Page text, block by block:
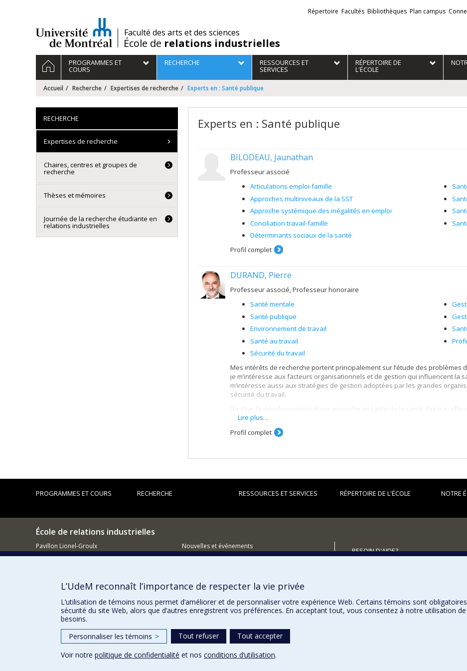
/Faculté des arts et des sciences
École de relations industrielles
Liens
externes
Répertoire Facultés Bibliothèques Plan campus
Navigation
principale
ACCUEILPROGRAMMES ET
COURS
RECHERCHE RESSOURCES ET
SERVICES
RÉPERTOIRE DE
L'ÉCOLE
Accueil Recherche Expertises de recherche Experts en : Santé publique
Experts en : Santé publique
BILODEAU, Jaunathan
Professeur associé
Articulations emploi-famille
Approches multiniveaux de la SST
Approche systémique des inégalités en emploi
Conciliation travail-famille
Déterminants sociaux de la santé
Profil complet
DURAND, Pierre
Professeur associé, Professeur honoraire
Santé mentale
Santé publique
Environnement de travail
Santé au travail
Sécurité du travail
Mes intérêts de recherche portent principalement sur l’étude des problèmes
je m’intéresse aux facteurs organisationnels et de gestion qui influencent la
m’intéresse aussi aux stratégies de gestion adoptées par les grandes
sécurité du travail.
De plus, le développement d’une approche intégrée de la santé des
de santé et celles qui sont reliées à l’exercice de leur profession fait l’objet
l’amélioration à long terme de l’état de santé des travailleurs.
Lire plus…
Profil complet
RECHERCHE
Expertises de recherche
Chaires, centres et groupes de
recherche
Thèses et mémoires
Journée de la recherche étudiante en
relations industrielles
PROGRAMMES ET COURS RECHERCHE RESSOURCES ET SERVICES RÉPERTOIRE DE L'ÉCOLE NOTRE
École de relations industrielles
Pavillon Lionel-Groulx
3150, rue Jean-Brillant
514 343-6111, poste 1268
Nouvelles et événements
BESOIN D'AIDE?
Confidentialité Conditions d’utilisation Paramètres des témoins
L’UdeM reconnaît l’importance de respecter la vie privée
L’utilisation de témoins nous permet d’améliorer et de personnaliser votre expérience Web. Certains témoins sont
sécurité du site Web, alors que d’autres enregistrent vos préférences. En acceptant tout, vous consentez à notre utilisation
besoins.
Personnaliser les témoins > Tout refuser
Tout accepter
Voir notre politique de confidentialité et nos conditions d’utilisation.